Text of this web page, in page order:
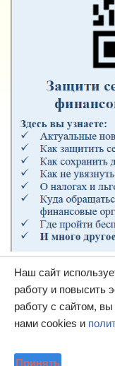
Наш сайт
работу и повысить
работу с сайтом,
нами cookies и
Принять